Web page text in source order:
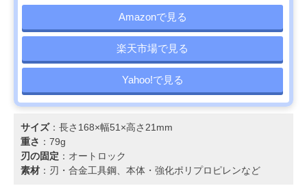
Amazonで見る
楽天市場で見る
Yahoo!で見る
サイズ：長さ168×幅51×高さ21mm
重さ ：79g
刃の固定 ：オートロック
素材 ：刃・合金工具鋼、本体・強化ポリプロピレンなど